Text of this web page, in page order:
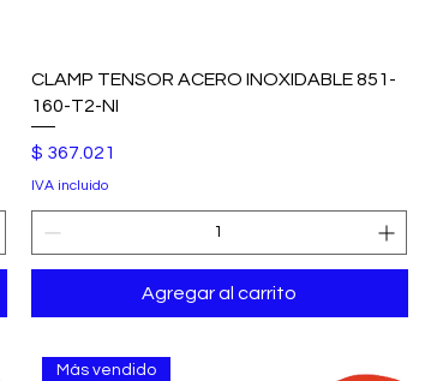
CLAMP TENSOR ACERO INOXIDABLE 851-
160-T2-NI
Precio
$ 367.021
IVA incluido
Agregar al carrito
Más vendido